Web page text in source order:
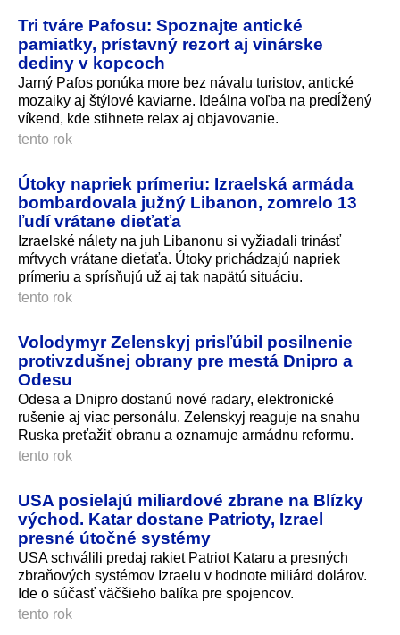
Tri tváre Pafosu: Spoznajte antické
pamiatky, prístavný rezort aj vinárske
dediny v kopcoch
Jarný Pafos ponúka more bez návalu turistov, antické
mozaiky aj štýlové kaviarne. Ideálna voľba na predĺžený
víkend, kde stihnete relax aj objavovanie.
tento rok
Útoky napriek prímeriu: Izraelská armáda
bombardovala južný Libanon, zomrelo 13
ľudí vrátane dieťaťa
Izraelské nálety na juh Libanonu si vyžiadali trinásť
mŕtvych vrátane dieťaťa. Útoky prichádzajú napriek
prímeriu a sprísňujú už aj tak napätú situáciu.
tento rok
Volodymyr Zelenskyj prisľúbil posilnenie
protivzdušnej obrany pre mestá Dnipro a
Odesu
Odesa a Dnipro dostanú nové radary, elektronické
rušenie aj viac personálu. Zelenskyj reaguje na snahu
Ruska preťažiť obranu a oznamuje armádnu reformu.
tento rok
USA posielajú miliardové zbrane na Blízky
východ. Katar dostane Patrioty, Izrael
presné útočné systémy
USA schválili predaj rakiet Patriot Kataru a presných
zbraňových systémov Izraelu v hodnote miliárd dolárov.
Ide o súčasť väčšieho balíka pre spojencov.
tento rok